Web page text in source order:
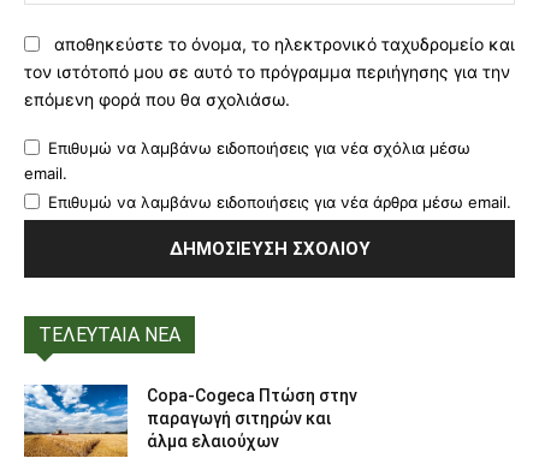
αποθηκεύστε το όνομα, το ηλεκτρονικό ταχυδρομείο και
τον ιστότοπό μου σε αυτό το πρόγραμμα περιήγησης για την
επόμενη φορά που θα σχολιάσω.
Επιθυμώ να λαμβάνω ειδοποιήσεις για νέα σχόλια μέσω
email.
Επιθυμώ να λαμβάνω ειδοποιήσεις για νέα άρθρα μέσω email.
ΤΕΛΕΥΤΑΙΑ ΝΕΑ
Copa-Cogeca Πτώση στην
παραγωγή σιτηρών και
άλμα ελαιούχων